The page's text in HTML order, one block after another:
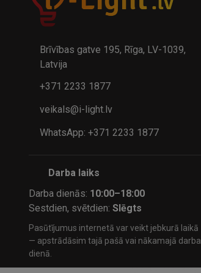
32.95€
Brīvības gatve 195, Rīga, LV-1039,
Latvija
+371 2233 1877
veikals@i-light.lv
WhatsApp: +371 2233 1877
Darba laiks
Darba dienās: 10:00–18:00
Sestdien, svētdien:Slēgts
Pasūtījumus internetā var veikt jebkurā laikā
— apstrādāsim tajā pašā vai nākamajā darba
dienā.